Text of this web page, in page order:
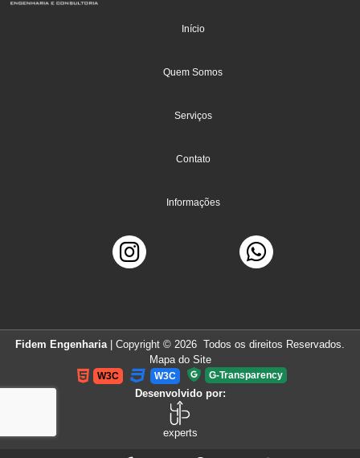
Início(current)
Quem Somos
Serviços
Contato
Informações
Fidem Engenharia| Copyright © 2026 Todos os direitos Reservados.
Mapa do Site
W3C W3C G-Transparency
Desenvolvido por:
experts